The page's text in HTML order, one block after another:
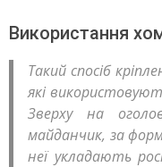
Використання
Такий спосіб
які
Зверху на
майданчик, за
неї укладають